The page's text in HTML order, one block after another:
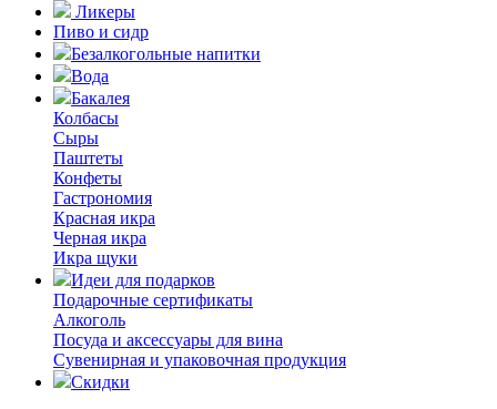
Ликеры
Пиво и сидр
Безалкогольные напитки
Вода
Бакалея
Колбасы
Сыры
Паштеты
Конфеты
Гастрономия
Красная икра
Черная икра
Икра щуки
Идеи для подарков
Подарочные сертификаты
Алкоголь
Посуда и аксессуары для вина
Сувенирная и упаковочная продукция
Скидки